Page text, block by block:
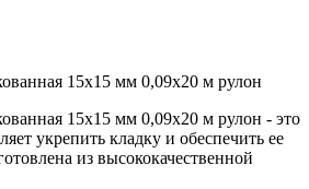
15х15 мм 0,09х20 м рулон
15х15 мм 0,09х20 м рулон - это
укрепить кладку и обеспечить ее
из высококачественной